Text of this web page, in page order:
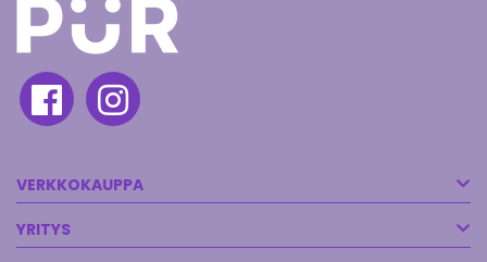
VERKKOKAUPPA
YRITYS